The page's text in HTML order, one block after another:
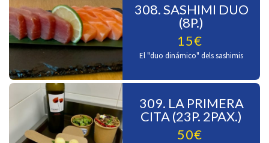
308. SASHIMI DUO
(8P.)
15€
El "duo dinámico" dels sashimis
309. LA PRIMERA
CITA (23P. 2PAX.)
50€